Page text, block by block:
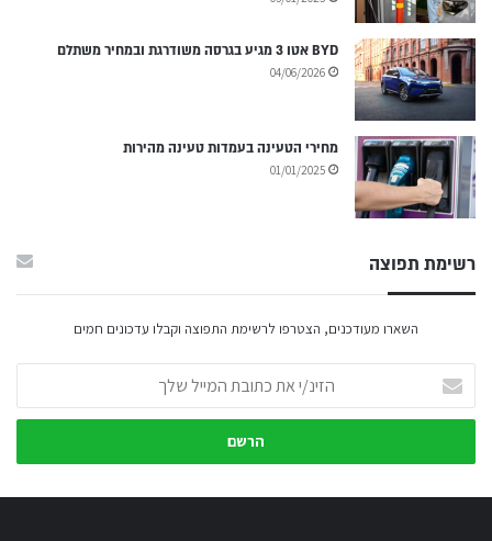
BYD אטו 3 מגיע בגרסה משודרגת ובמחיר משתלם
04/06/2026
מחירי הטעינה בעמדות טעינה מהירות
01/01/2025
רשימת תפוצה
השארו מעודכנים, הצטרפו לרשימת התפוצה וקבלו עדכונים חמים
את
כתובת
שלך